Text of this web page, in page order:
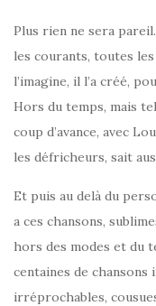
Plus rien ne sera
les courants, toutes
l’imagine, il l’a créé,
Hors du temps, mais
coup d’avance, avec
les défricheurs, sait
Et puis au delà du
a ces chansons,
hors des modes et du
centaines de chansons
irréprochables,